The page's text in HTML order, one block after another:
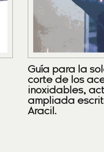
Guía para la
corte de los
inoxidables,
ampliada
Aracil.